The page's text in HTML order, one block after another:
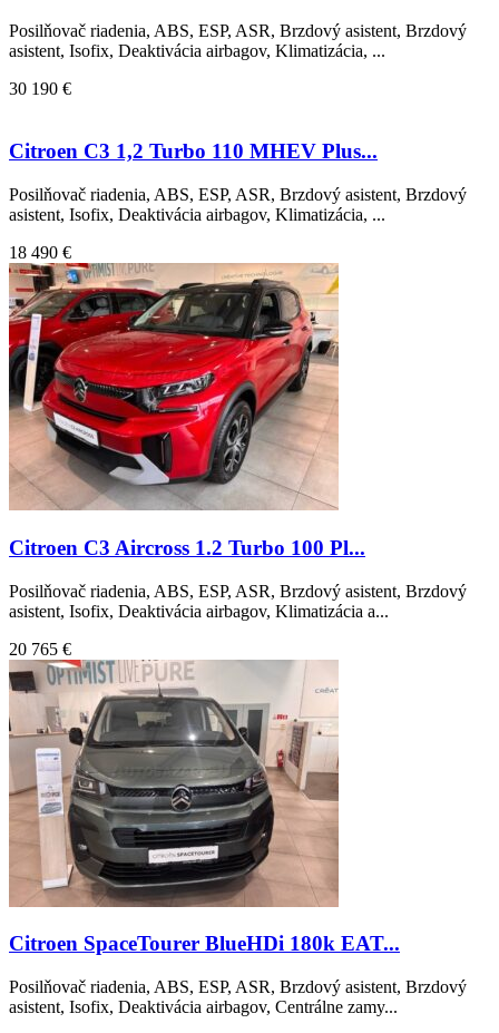
Posilňovač riadenia, ABS, ESP, ASR, Brzdový asistent, Brzdový
asistent, Isofix, Deaktivácia airbagov, Klimatizácia, ...
30 190 €
Citroen C3 1,2 Turbo 110 MHEV Plus...
Posilňovač riadenia, ABS, ESP, ASR, Brzdový asistent, Brzdový
asistent, Isofix, Deaktivácia airbagov, Klimatizácia, ...
18 490 €
Citroen C3 Aircross 1.2 Turbo 100 Pl...
Posilňovač riadenia, ABS, ESP, ASR, Brzdový asistent, Brzdový
asistent, Isofix, Deaktivácia airbagov, Klimatizácia a...
20 765 €
Citroen SpaceTourer BlueHDi 180k EAT...
Posilňovač riadenia, ABS, ESP, ASR, Brzdový asistent, Brzdový
asistent, Isofix, Deaktivácia airbagov, Centrálne zamy...